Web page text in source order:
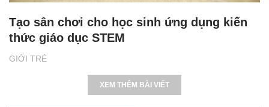
GIỚI TRẺ
Tạo sân chơi cho học sinh ứng dụng kiến
thức giáo dục STEM
XEM THÊM BÀI VIẾT